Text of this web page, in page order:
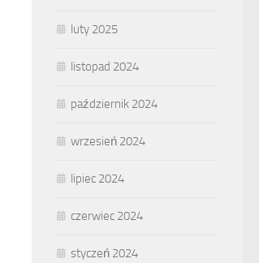
luty 2025
listopad 2024
październik 2024
wrzesień 2024
lipiec 2024
czerwiec 2024
styczeń 2024